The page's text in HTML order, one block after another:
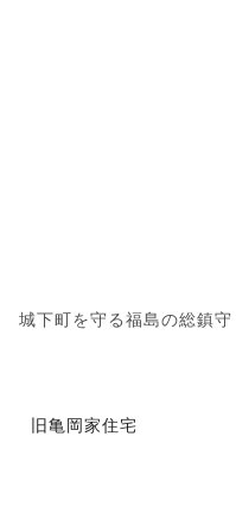
城下町を守る福島の総鎮守
旧亀岡家住宅